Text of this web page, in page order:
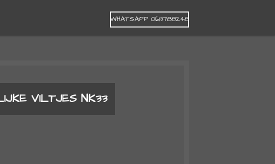
WHATSAPP 0613788248
VILTJES NK33